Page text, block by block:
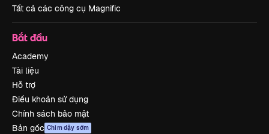
Tất cả các công cụ Magnific
Bắt đầu
Academy
Tài liệu
Hỗ trợ
Điều khoản sử dụng
Chính sách bảo mật
Bản gốc Chim dậy sớm